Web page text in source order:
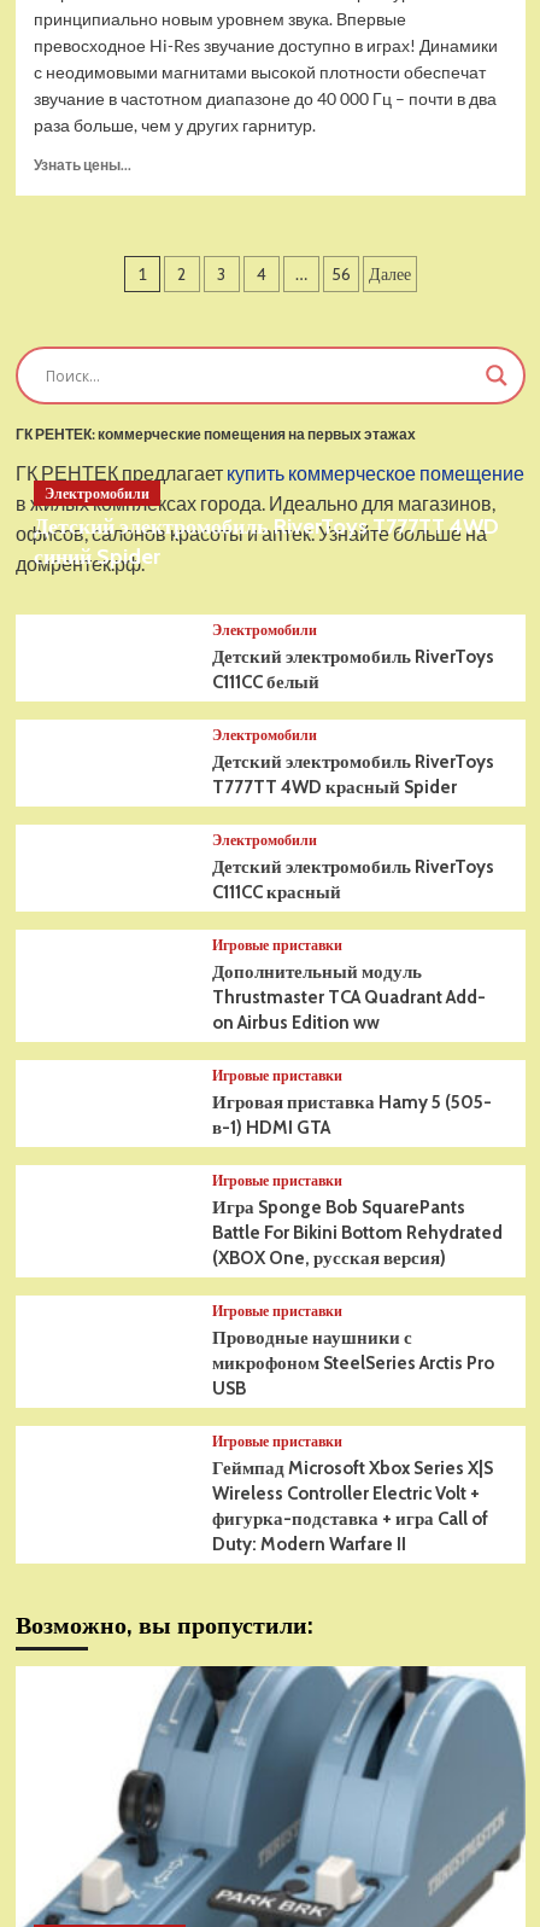
принципиально новым уровнем звука. Впервые
превосходное Hi-Res звучание доступно в играх! Динамики
с неодимовыми магнитами высокой плотности обеспечат
звучание в частотном диапазоне до 40 000 Гц – почти в два
раза больше, чем у других гарнитур.
Узнать цены...
наушники
Arctis
Пагинация
1 2 3 4 … 56 Далее
ГК РЕНТЕК: коммерческие помещения на первых этажах
ГК РЕНТЕК предлагает купить коммерческое помещение
в жилых комплексах города. Идеально для магазинов,
офисов, салонов красоты и аптек. Узнайте больше на
домрентек.рф.
Электромобили
Детский электромобиль RiverToys T777TT 4WD
синий Spider
Электромобили
Детский электромобиль RiverToys
C111CC белый
Электромобили
Детский электромобиль RiverToys
T777TT 4WD красный Spider
Электромобили
Детский электромобиль RiverToys
C111CC красный
Игровые приставки
Дополнительный модуль
Thrustmaster TCA Quadrant Add-
on Airbus Edition ww
Игровые приставки
Игровая приставка Hamy 5 (505-
в-1) HDMI GTA
Игровые приставки
Игра Sponge Bob SquarePants
Battle For Bikini Bottom Rehydrated
(XBOX One, русская версия)
Игровые приставки
Проводные наушники с
микрофоном SteelSeries Arctis Pro
USB
Игровые приставки
Геймпад Microsoft Xbox Series X|S
Wireless Controller Electric Volt +
фигурка-подставка + игра Call of
Duty: Modern Warfare II
Возможно, вы пропустили: